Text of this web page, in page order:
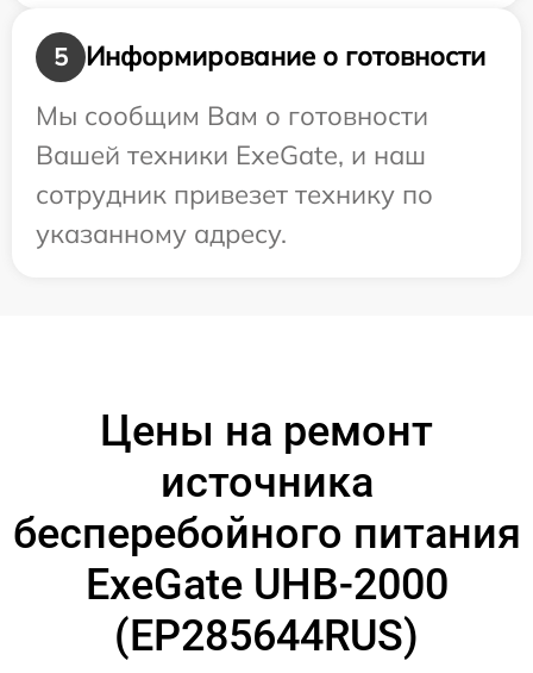
5
Информирование о готовности
Мы сообщим Вам о готовности
Вашей техники ExeGate, и наш
сотрудник привезет технику по
указанному адресу.
Цены на ремонт
источника
бесперебойного питания
ExeGate UHB-2000
(EP285644RUS)